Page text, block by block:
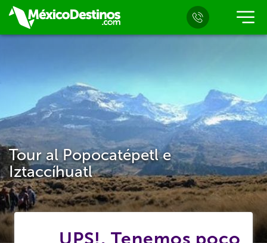
Tour al Popocatépetl e
Iztaccíhuatl